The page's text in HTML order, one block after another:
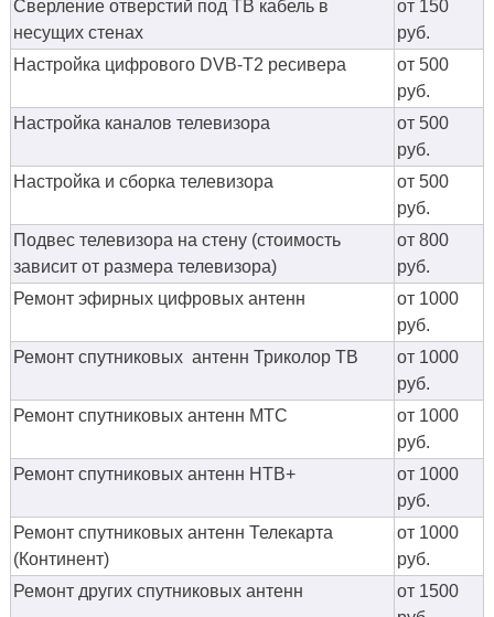
Сверление отверстий под ТВ кабель в
несущих стенах
от 150
руб.
Настройка цифрового DVB-T2 ресивера
от 500
руб.
Настройка каналов телевизора
от 500
руб.
Настройка и сборка телевизора
от 500
руб.
Подвес телевизора на стену (стоимость
зависит от размера телевизора)
от 800
руб.
Ремонт эфирных цифровых антенн
от 1000
руб.
Ремонт спутниковых антенн Триколор ТВ
от 1000
руб.
Ремонт спутниковых антенн МТС
от 1000
руб.
Ремонт спутниковых антенн НТВ+
от 1000
руб.
Ремонт спутниковых антенн Телекарта
(Континент)
от 1000
руб.
Ремонт других спутниковых антенн
от 1500